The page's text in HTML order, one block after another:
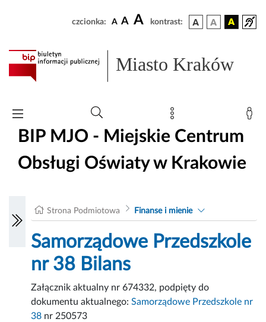
czcionka: A A A kontrast:
Miasto Kraków
BIP MJO - Miejskie Centrum
Obsługi Oświaty w Krakowie
Strona Podmiotowa Finanse i mienie
Samorządowe Przedszkole
nr 38 Bilans
Załącznik aktualny nr 674332, podpięty do
dokumentu aktualnego:Samorządowe Przedszkole nr
38 nr 250573